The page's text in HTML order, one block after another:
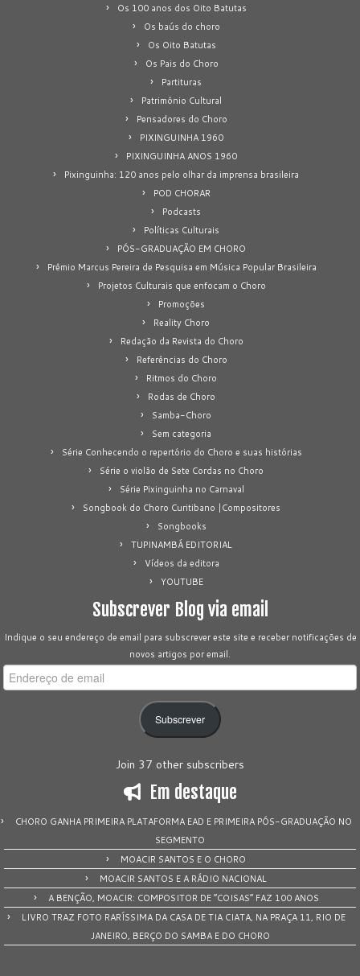
Os 100 anos dos Oito Batutas
Os baús do choro
Os Oito Batutas
Os Pais do Choro
Partituras
Patrimônio Cultural
Pensadores do Choro
PIXINGUINHA 1960
PIXINGUINHA ANOS 1960
Pixinguinha: 120 anos pelo olhar da imprensa brasileira
POD CHORAR
Podcasts
Políticas Culturais
PÓS-GRADUAÇÃO EM CHORO
Prêmio Marcus Pereira de Pesquisa em Música Popular Brasileira
Projetos Culturais que enfocam o Choro
Promoções
Reality Choro
Redação da Revista do Choro
Referências do Choro
Ritmos do Choro
Rodas de Choro
Samba-Choro
Sem categoria
Série Conhecendo o repertório do Choro e suas histórias
Série o violão de Sete Cordas no Choro
Série Pixinguinha no Carnaval
Songbook do Choro Curitibano |Compositores
Songbooks
TUPINAMBÁ EDITORIAL
Vídeos da editora
YOUTUBE
Subscrever Blog via email
Indique o seu endereço de email para subscrever este site e receber notificações de
novos artigos por email.
Endereço
de
Subscrever
Join 37 other subscribers
Em destaque
CHORO GANHA PRIMEIRA PLATAFORMA EAD E PRIMEIRA PÓS-GRADUAÇÃO NO
SEGMENTO
MOACIR SANTOS E O CHORO
MOACIR SANTOS E A RÁDIO NACIONAL
A BENÇÃO, MOACIR: COMPOSITOR DE “COISAS” FAZ 100 ANOS
LIVRO TRAZ FOTO RARÍSSIMA DA CASA DE TIA CIATA, NA PRAÇA 11, RIO DE
JANEIRO, BERÇO DO SAMBA E DO CHORO